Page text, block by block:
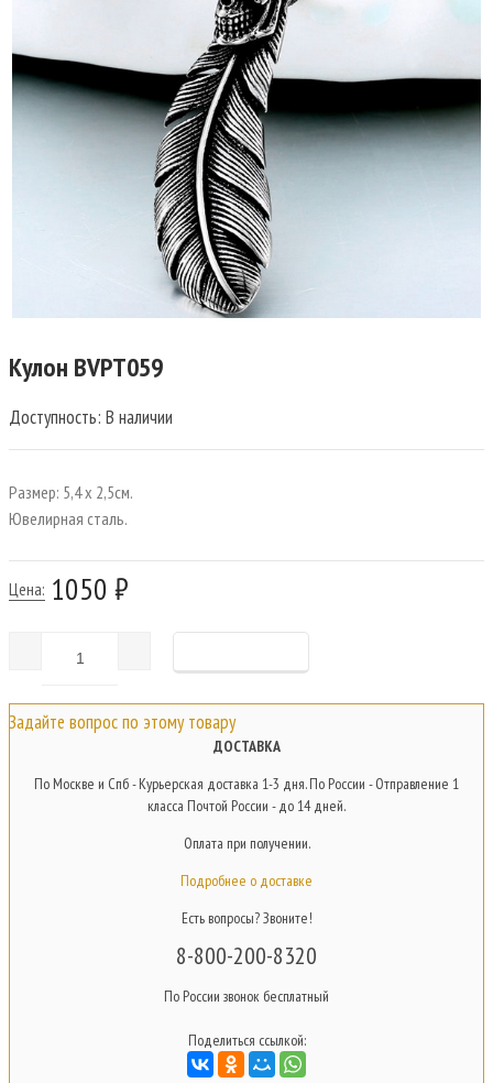
Кулон BVPT059
Доступность: В наличии
Размер: 5,4 x 2,5см.
Ювелирная сталь.
Цена: 1050 ₽
Задайте вопрос по этому товару
ДОСТАВКА
По Москве и Спб - Курьерская доставка 1-3 дня. По России - Отправление 1
класса Почтой России - до 14 дней.
Оплата при получении.
Подробнее о доставке
Есть вопросы? Звоните!
8-800-200-8320
По России звонок бесплатный
Поделиться ссылкой: